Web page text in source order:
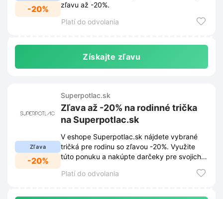
-20%
zľavu až -20%.
Platí do odvolania
Získajte zľavu
Zľava
-20%
Superpotlac.sk
Zľava až -20% na rodinné trička
na Superpotlac.sk
V eshope Superpotlac.sk nájdete vybrané
tričká pre rodinu so zľavou -20%. Využite
túto ponuku a nakúpte darčeky pre svojich
Platí do odvolania